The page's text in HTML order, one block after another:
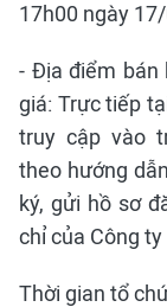
17h00 ngày
- Địa điểm bán
giá: Trực tiếp
truy cập vào
theo hướng
ký, gửi hồ sơ
chỉ của Công ty
Thời gian tổ